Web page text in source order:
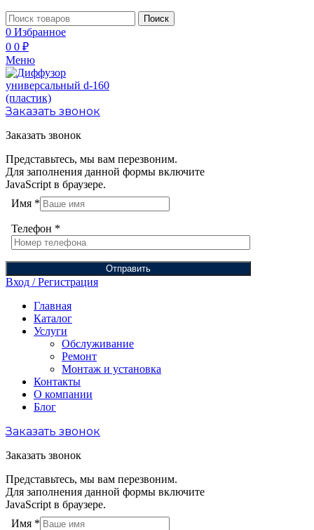
Поиск
0 Избранное
0 0 ₽
Меню
Заказать звонок
Заказать звонок
Представьтесь, мы вам перезвоним.
Для заполнения данной формы включите
JavaScript в браузере.
Имя *
Телефон *
Отправить
Вход / Регистрация
Главная
Каталог
Услуги
Обслуживание
Ремонт
Монтаж и установка
Контакты
О компании
Блог
Заказать звонок
Заказать звонок
Представьтесь, мы вам перезвоним.
Для заполнения данной формы включите
JavaScript в браузере.
Имя *